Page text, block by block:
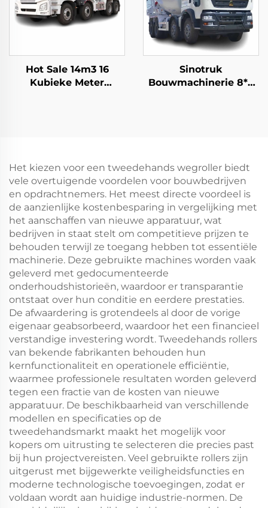
Hot Sale 14m3 16
Kubieke Meter
Sinotruk
Bouwmachinerie 8*4
Het kiezen voor een tweedehands wegroller biedt
vele overtuigende voordelen voor bouwbedrijven
en opdrachtnemers. Het meest directe voordeel is
de aanzienlijke kostenbesparing in vergelijking met
het aanschaffen van nieuwe apparatuur, wat
bedrijven in staat stelt om competitieve prijzen te
behouden terwijl ze toegang hebben tot essentiële
machinerie. Deze gebruikte machines worden vaak
geleverd met gedocumenteerde
onderhoudshistorieën, waardoor er transparantie
ontstaat over hun conditie en eerdere prestaties.
De afwaardering is grotendeels al door de vorige
eigenaar geabsorbeerd, waardoor het een financieel
verstandige investering wordt. Tweedehands rollers
van bekende fabrikanten behouden hun
kernfunctionaliteit en operationele efficiëntie,
waarmee professionele resultaten worden geleverd
tegen een fractie van de kosten van nieuwe
apparatuur. De beschikbaarheid van verschillende
modellen en specificaties op de
tweedehandsmarkt maakt het mogelijk voor
kopers om uitrusting te selecteren die precies past
bij hun projectvereisten. Veel gebruikte rollers zijn
uitgerust met bijgewerkte veiligheidsfuncties en
moderne technologische toevoegingen, zodat er
voldaan wordt aan huidige industrie-normen. De